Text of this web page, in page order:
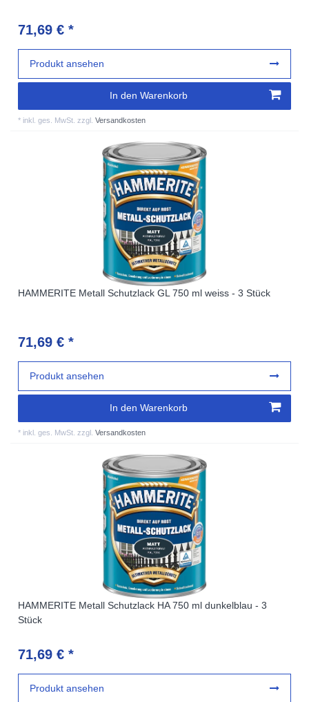
71,69 € *
In den Warenkorb
* inkl. ges. MwSt. zzgl.Versandkosten
Produkt ansehen
HAMMERITE Metall Schutzlack GL 750 ml weiss - 3 Stück
71,69 € *
In den Warenkorb
* inkl. ges. MwSt. zzgl.Versandkosten
Produkt ansehen
HAMMERITE Metall Schutzlack HA 750 ml dunkelblau - 3
Stück
71,69 € *
Produkt ansehen